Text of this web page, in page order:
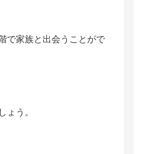
で家族と出会うことがで
ょう。